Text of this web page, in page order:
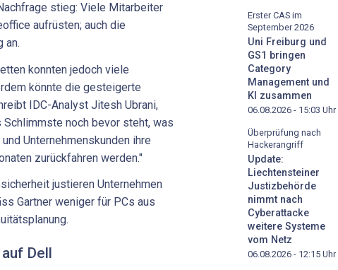
stieg: Viele Mitarbeiter
aufrüsten; auch die
an.
konnten jedoch viele
könnte die gesteigerte
IDC-Analyst Jitesh Ubrani,
noch bevor steht, was
Unternehmenskunden ihre
zurückfahren werden."
justieren Unternehmen
Gartner weniger für PCs aus
Dell
Erster CAS im
September 2026
Uni Freiburg und
GS1 bringen
Category
Management und
KI zusammen
06.08.2026 - 15:03 Uhr
Überprüfung nach
Hackerangriff
Update:
Liechtensteiner
Justizbehörde
nimmt nach
Cyberattacke
weitere Systeme
vom Netz
06.08.2026 - 12:15 Uhr